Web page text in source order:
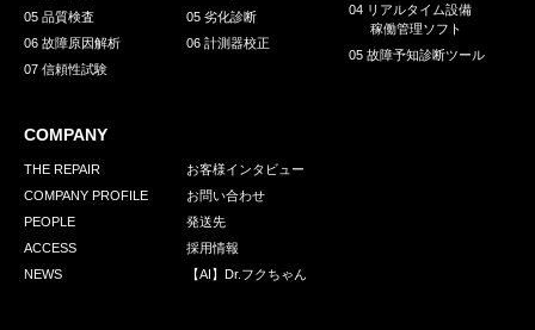
05 品質検査
06 故障原因解析
07 信頼性試験
05 劣化診断
06 計測器校正
04 リアルタイム設備
稼働管理ソフト
05 故障予知診断ツール
COMPANY
THE REPAIR
COMPANY PROFILE
PEOPLE
ACCESS
NEWS
お客様インタビュー
お問い合わせ
発送先
採用情報
【AI】Dr.フクちゃん